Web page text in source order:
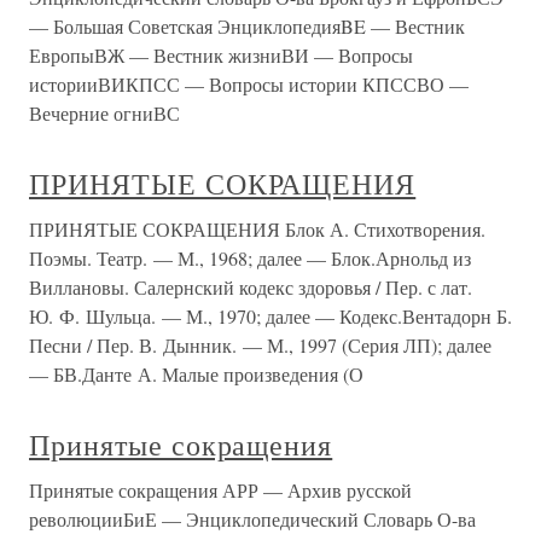
— Большая Советская ЭнциклопедияBE — Вестник
ЕвропыВЖ — Вестник жизниВИ — Вопросы
историиВИКПСС — Вопросы истории КПССВО —
Вечерние огниВС
ПРИНЯТЫЕ СОКРАЩЕНИЯ
ПРИНЯТЫЕ СОКРАЩЕНИЯ Блок А. Стихотворения.
Поэмы. Театр. — М., 1968; далее — Блок.Арнольд из
Виллановы. Салернский кодекс здоровья / Пер. с лат.
Ю. Ф. Шульца. — М., 1970; далее — Кодекс.Вентадорн Б.
Песни / Пер. В. Дынник. — М., 1997 (Серия ЛП); далее
— БВ.Данте А. Малые произведения (О
Принятые сокращения
Принятые сокращения АРР — Архив русской
революцииБиЕ — Энциклопедический Словарь О-ва